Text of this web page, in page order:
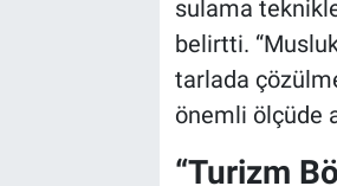
sulama
belirtti.
tarlada
önemli ölçüde
“Turizm